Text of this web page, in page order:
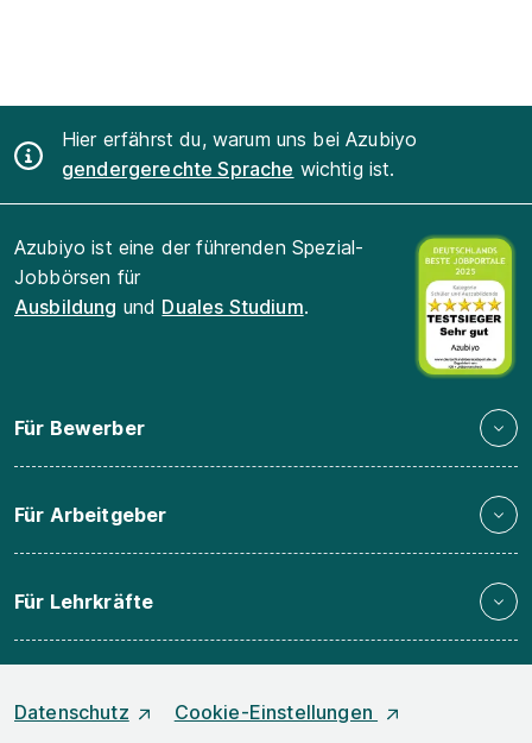
Hier erfährst du, warum uns bei Azubiyo
gendergerechte Sprache wichtig ist.
Azubiyo ist eine der führenden Spezial-
Jobbörsen für
Ausbildung und Duales Studium.
Für Bewerber
Für Arbeitgeber
Für Lehrkräfte
Datenschutz
Cookie-Einstellungen